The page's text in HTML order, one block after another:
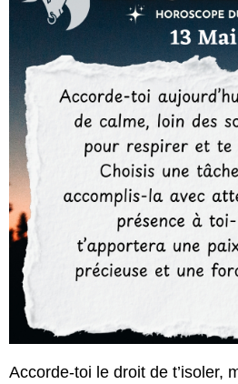
Accorde-toi le droit de t’isoler,